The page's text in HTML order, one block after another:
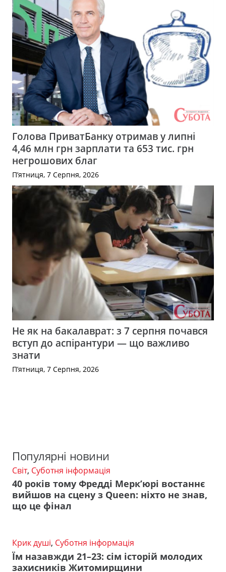
Голова ПриватБанку отримав у липні
4,46 млн грн зарплати та 653 тис. грн
негрошових благ
П’ятниця, 7 Серпня, 2026
Не як на бакалаврат: з 7 серпня почався
вступ до аспірантури — що важливо
знати
П’ятниця, 7 Серпня, 2026
Популярні новини
Світ, Суботня інформація
40 років тому Фредді Мерк’юрі востаннє
вийшов на сцену з Queen: ніхто не знав,
що це фінал
Крик душі, Суботня інформація
Їм назавжди 21–23: сім історій молодих
захисників Житомирщини